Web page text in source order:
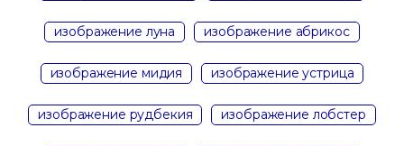
изображение луна изображение абрикос
изображение мидия изображение устрица
изображение рудбекия изображение лобстер